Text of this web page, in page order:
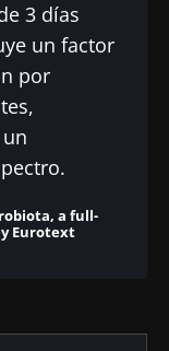
3 días
un factor
por
a full-
Eurotext
bacteria
intestinal